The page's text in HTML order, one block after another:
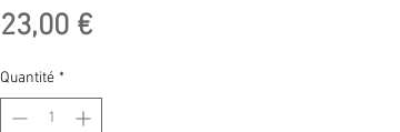
23,00 €Prix
Quantité *